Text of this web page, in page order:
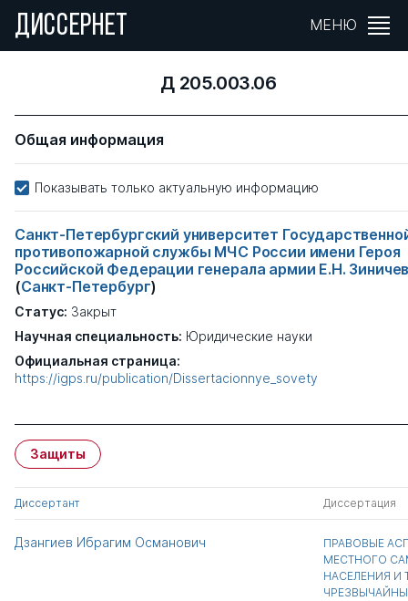
ДИССЕРНЕТ МЕНЮ
Д 205.003.06
Общая информация
Показывать только актуальную информацию
Санкт-Петербургский университет
противопожарной службы МЧС России имени Героя
Российской Федерации генерала армии Е.Н.
(Санкт-Петербург)
Статус: Закрыт
Научная специальность: Юридические науки
Официальная страница:
https://igps.ru/publication/Dissertacionnye_sovety
Защиты
Диссертант Диссертация
Дзангиев Ибрагим Османович
ПРАВОВЫЕ
МЕСТНОГО
НАСЕЛЕНИЯ И